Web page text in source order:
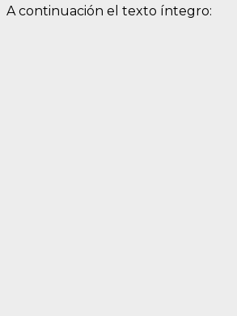
A continuación el texto íntegro: